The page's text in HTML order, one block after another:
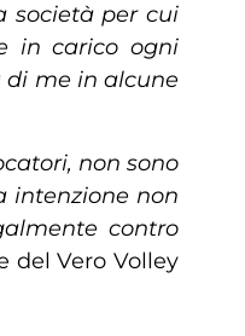
società per cui
in carico ogni
di me in alcune
non sono
intenzione non
contro
del Vero Volley